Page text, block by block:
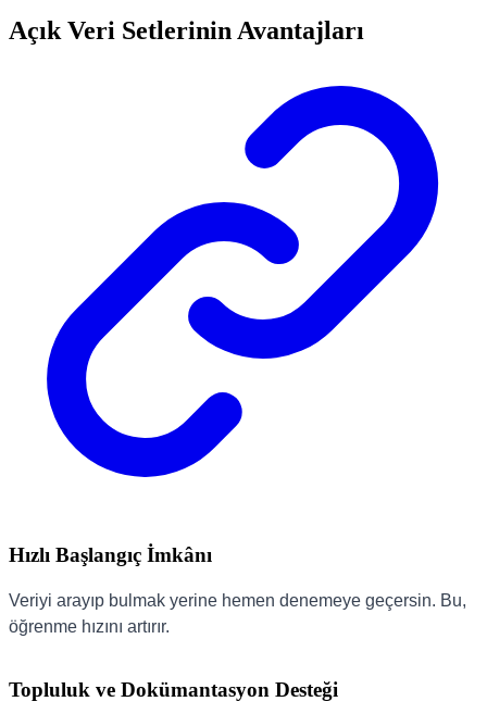
Açık Veri Setlerinin Avantajları
Hızlı Başlangıç İmkânı
Veriyi arayıp bulmak yerine hemen denemeye geçersin. Bu,
öğrenme hızını artırır.
Topluluk ve Dokümantasyon Desteği